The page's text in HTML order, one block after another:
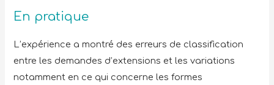
En pratique
L’expérience a montré des erreurs de classification
entre les demandes d’extensions et les variations
notamment en ce qui concerne les formes